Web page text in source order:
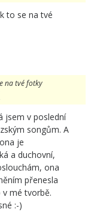
to se na tvé
na tvé fotky
jsem v poslední
songům. A
je
a duchovní,
ona
přenesla
mé tvorbě.
:-)